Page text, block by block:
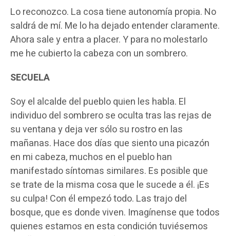
Lo reconozco. La cosa tiene autonomía propia. No
saldrá de mí. Me lo ha dejado entender claramente.
Ahora sale y entra a placer. Y para no molestarlo
me he cubierto la cabeza con un sombrero.
SECUELA
Soy el alcalde del pueblo quien les habla. El
individuo del sombrero se oculta tras las rejas de
su ventana y deja ver sólo su rostro en las
mañanas. Hace dos días que siento una picazón
en mi cabeza, muchos en el pueblo han
manifestado síntomas similares. Es posible que
se trate de la misma cosa que le sucede a él. ¡Es
su culpa! Con él empezó todo. Las trajo del
bosque, que es donde viven. Imagínense que todos
quienes estamos en esta condición tuviésemos